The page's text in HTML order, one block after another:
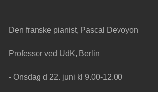
Den franske pianist, Pascal Devoyon
Professor ved UdK, Berlin
- Onsdag d 22. juni kl 9.00-12.00